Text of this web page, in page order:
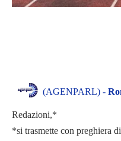
(AGENPARL) -
Redazioni,*
*si trasmette con preghiera